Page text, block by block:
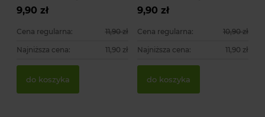
9,90 zł
Cena regularna: 11,90 zł
Najniższa cena: 11,90 zł
do koszyka
9,90 zł
Cena regularna: 10,90 zł
Najniższa cena: 11,90 zł
do koszyka